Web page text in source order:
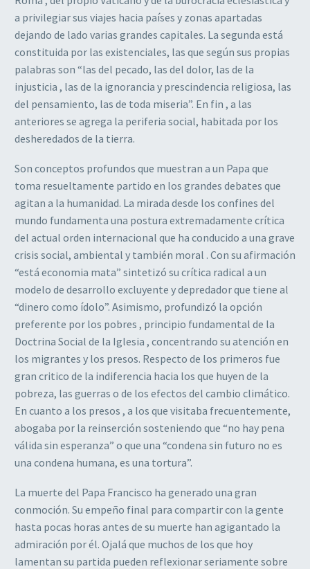
a privilegiar sus viajes hacia países y zonas apartadas
dejando de lado varias grandes capitales. La segunda está
constituida por las existenciales, las que según sus propias
palabras son “las del pecado, las del dolor, las de la
injusticia , las de la ignorancia y prescindencia religiosa, las
del pensamiento, las de toda miseria”. En fin , a las
anteriores se agrega la periferia social, habitada por los
desheredados de la tierra.
Son conceptos profundos que muestran a un Papa que
toma resueltamente partido en los grandes debates que
agitan a la humanidad. La mirada desde los confines del
mundo fundamenta una postura extremadamente crítica
del actual orden internacional que ha conducido a una grave
crisis social, ambiental y también moral . Con su afirmación
“está economia mata” sintetizó su crítica radical a un
modelo de desarrollo excluyente y depredador que tiene al
“dinero como ídolo”. Asimismo, profundizó la opción
preferente por los pobres , principio fundamental de la
Doctrina Social de la Iglesia , concentrando su atención en
los migrantes y los presos. Respecto de los primeros fue
gran critico de la indiferencia hacia los que huyen de la
pobreza, las guerras o de los efectos del cambio climático.
En cuanto a los presos , a los que visitaba frecuentemente,
abogaba por la reinserción sosteniendo que “no hay pena
válida sin esperanza” o que una “condena sin futuro no es
una condena humana, es una tortura”.
La muerte del Papa Francisco ha generado una gran
conmoción. Su empeño final para compartir con la gente
hasta pocas horas antes de su muerte han agigantado la
admiración por él. Ojalá que muchos de los que hoy
lamentan su partida pueden reflexionar seriamente sobre